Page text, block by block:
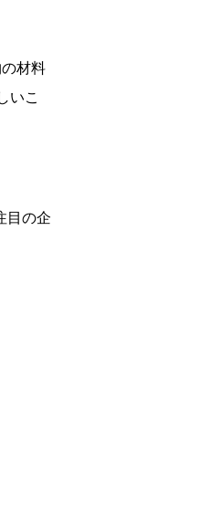
材料
いこ
目の企